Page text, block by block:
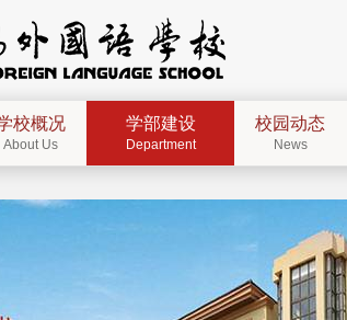
校概况
About Us
学部建设
Department
校园动态
News